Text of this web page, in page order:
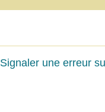
Signaler une erreur